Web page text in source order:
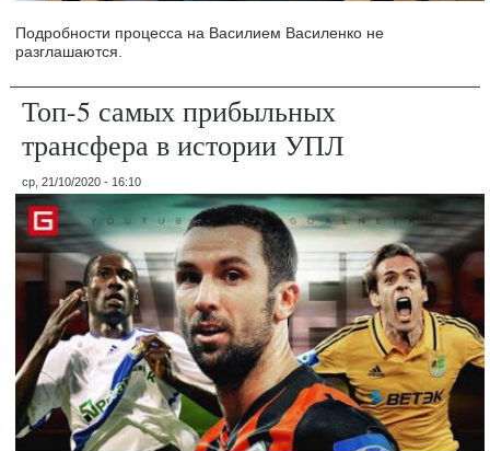
Подробности процесса на Василием Василенко не
разглашаются.
Топ-5 самых прибыльных
трансфера в истории УПЛ
ср, 21/10/2020 - 16:10